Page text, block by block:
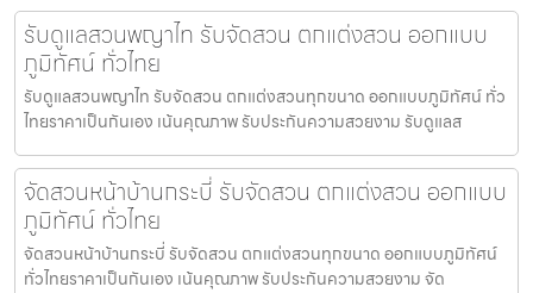
รับดูแลสวนพญาไท รับจัดสวน ตกแต่งสวน ออกแบบ
ภูมิทัศน์ ทั่วไทย
รับดูแลสวนพญาไท รับจัดสวน ตกแต่งสวนทุกขนาด ออกแบบภูมิทัศน์ ทั่ว
ไทยราคาเป็นกันเอง เน้นคุณภาพ รับประกันความสวยงาม รับดูแลส
จัดสวนหน้าบ้านกระบี่ รับจัดสวน ตกแต่งสวน ออกแบบ
ภูมิทัศน์ ทั่วไทย
จัดสวนหน้าบ้านกระบี่ รับจัดสวน ตกแต่งสวนทุกขนาด ออกแบบภูมิทัศน์
ทั่วไทยราคาเป็นกันเอง เน้นคุณภาพ รับประกันความสวยงาม จัด